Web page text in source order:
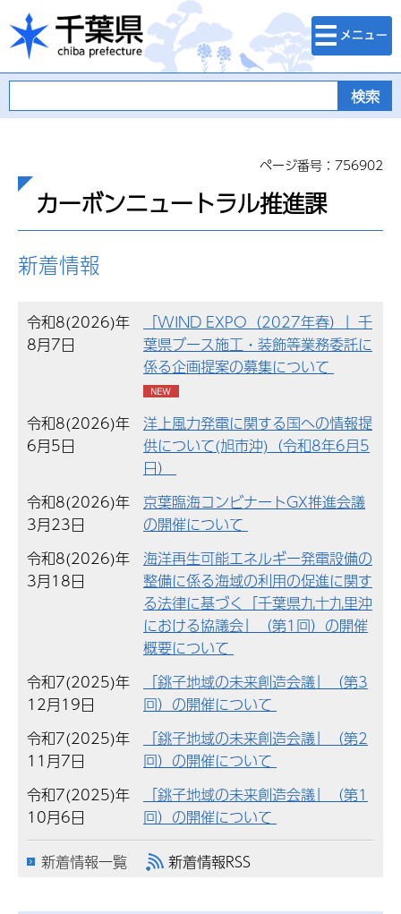
千葉県
検索・メニュ
ー
ページ番号：756902
カーボンニュートラル推進課
新着情報
令和8(2026)年
8月7日
「WIND EXPO（2027年春）」千
葉県ブース施工・装飾等業務委託に
係る企画提案の募集について
令和8(2026)年
6月5日
洋上風力発電に関する国への情報提
供について(旭市沖)（令和8年6月5
日）
令和8(2026)年
3月23日
京葉臨海コンビナートGX推進会議
の開催について
令和8(2026)年
3月18日
海洋再生可能エネルギー発電設備の
整備に係る海域の利用の促進に関す
る法律に基づく「千葉県九十九里沖
における協議会」（第1回）の開催
概要について
令和7(2025)年
12月19日
「銚子地域の未来創造会議」（第3
回）の開催について
令和7(2025)年
11月7日
「銚子地域の未来創造会議」（第2
回）の開催について
令和7(2025)年
10月6日
「銚子地域の未来創造会議」（第1
回）の開催について
新着情報一覧
新着情報RSS